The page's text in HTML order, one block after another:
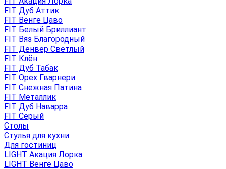
FIT Дуб Аттик
FIT Венге Цаво
FIT Белый Бриллиант
FIT Вяз Благородный
FIT Денвер Светлый
FIT Клён
FIT Дуб Табак
FIT Орех Гварнери
FIT Снежная Патина
FIT Металлик
FIT Дуб Наварра
FIT Серый
Столы
Стулья для кухни
Для гостиниц
LIGHT Акация Лорка
LIGHT Венге Цаво